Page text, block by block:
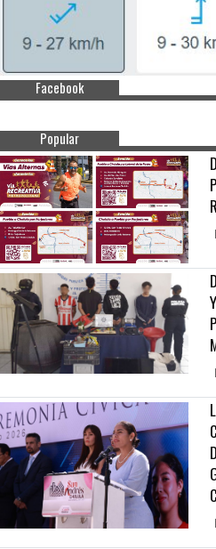
Facebook
Popular